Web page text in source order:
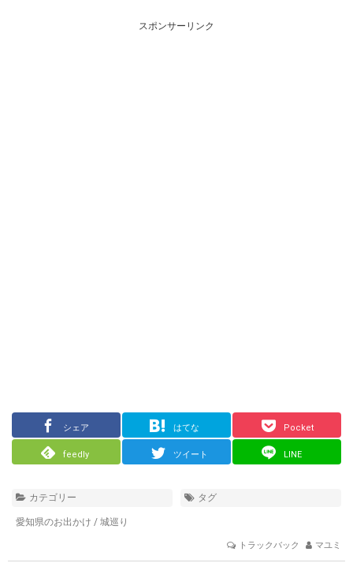
スポンサーリンク
シェア はてな Pocket
feedly ツイート LINE
カテゴリー
愛知県のお出かけ / 城巡り
タグ
トラックバック マユミ